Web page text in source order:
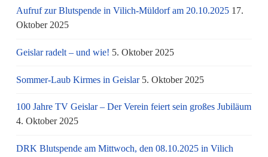
Aufruf zur Blutspende in Vilich-Müldorf am 20.10.2025 17.
Oktober 2025
Geislar radelt – und wie! 5. Oktober 2025
Sommer-Laub Kirmes in Geislar 5. Oktober 2025
100 Jahre TV Geislar – Der Verein feiert sein großes Jubiläum
4. Oktober 2025
DRK Blutspende am Mittwoch, den 08.10.2025 in Vilich